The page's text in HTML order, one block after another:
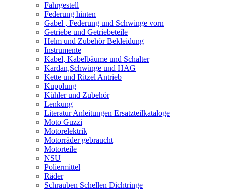
Fahrgestell
Federung hinten
Gabel , Federung und Schwinge vorn
Getriebe und Getriebeteile
Helm und Zubehör Bekleidung
Instrumente
Kabel, Kabelbäume und Schalter
Kardan,Schwinge und HAG
Kette und Ritzel Antrieb
Kupplung
Kühler und Zubehör
Lenkung
Literatur Anleitungen Ersatzteilkataloge
Moto Guzzi
Motorelektrik
Motorräder gebraucht
Motorteile
NSU
Poliermittel
Räder
Schrauben Schellen Dichtringe